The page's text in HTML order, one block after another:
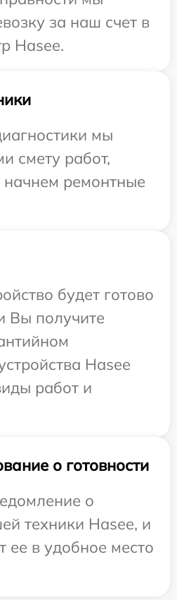
за наш счет в
Hasee.
мы
смету работ,
ремонтные
будет готово
Вы получите
Hasee
работ и
о готовности
о
техники Hasee, и
ее в удобное место